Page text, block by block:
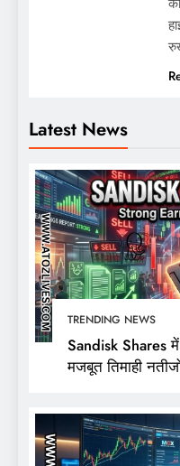
Latest News
TRENDING NEWS
Sandisk Shares में
मजबूत तिमाही